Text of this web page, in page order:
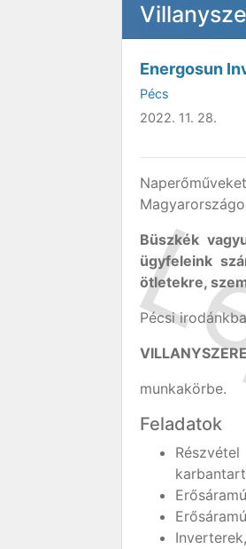
Energosun
Pécs
2022. 11. 28.
Büszkék
ügyfeleink
ötletekre,
Pécsi
munkakörbe.
Feladatok